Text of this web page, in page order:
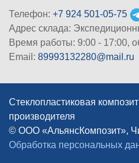
Телефон: +7 924 501-05-75
Адрес склада:
Время работы: 9:00 - 17:00,
Email: 89993132280@mail.ru
Стеклопластиковая
производителя
© ООО «АльянсКомпозит»,
Обработка персональных